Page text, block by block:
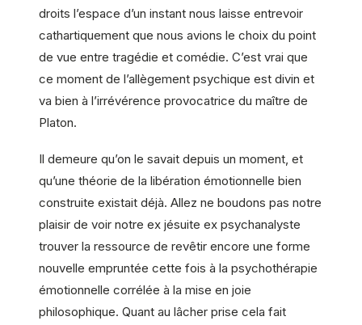
droits l’espace d’un instant nous laisse entrevoir
cathartiquement que nous avions le choix du point
de vue entre tragédie et comédie. C’est vrai que
ce moment de l’allègement psychique est divin et
va bien à l’irrévérence provocatrice du maître de
Platon.
Il demeure qu’on le savait depuis un moment, et
qu’une théorie de la libération émotionnelle bien
construite existait déjà. Allez ne boudons pas notre
plaisir de voir notre ex jésuite ex psychanalyste
trouver la ressource de revêtir encore une forme
nouvelle empruntée cette fois à la psychothérapie
émotionnelle corrélée à la mise en joie
philosophique. Quant au lâcher prise cela fait